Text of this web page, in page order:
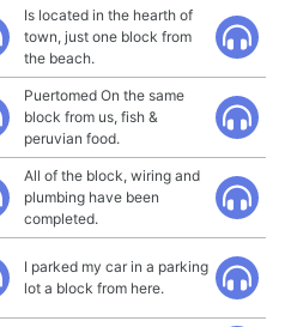
Is located in the hearth of
town, just one block from
the beach.
Puertomed On the same
block from us, fish &
peruvian food.
All of the block, wiring and
plumbing have been
completed.
I parked my car in a parking
lot a block from here.